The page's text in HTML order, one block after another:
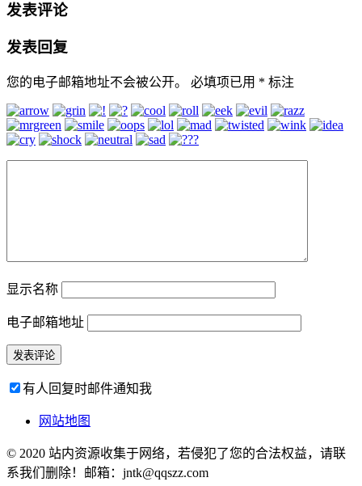
发表评论
发表回复
您的电子邮箱地址不会被公开。 必填项已用 * 标注
显示名称
电子邮箱地址
有人回复时邮件通知我
网站地图
© 2020 站内资源收集于网络，若侵犯了您的合法权益，请联
系我们删除！邮箱：jntk@qqszz.com